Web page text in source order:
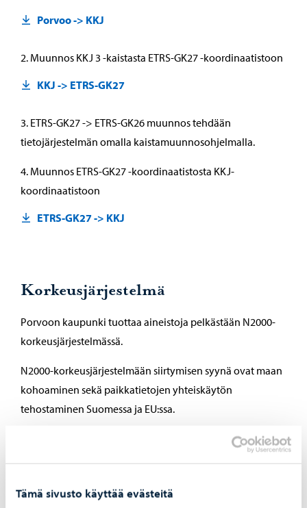
Tämä sivusto käyttää evästeitä
Porvoo -> KKJ
2. Muunnos KKJ 3 -kaistasta ETRS-GK27 -koordinaatistoon
KKJ -> ETRS-GK27
3. ETRS-GK27 -> ETRS-GK26 muunnos tehdään
tietojärjestelmän omalla kaistamuunnosohjelmalla.
4. Muunnos ETRS-GK27 -koordinaatistosta KKJ-
koordinaatistoon
ETRS-GK27 -> KKJ
Korkeusjärjestelmä
Porvoon kaupunki tuottaa aineistoja pelkästään N2000-
korkeusjärjestelmässä.
N2000-korkeusjärjestelmään siirtymisen syynä ovat maan
kohoaminen sekä paikkatietojen yhteiskäytön
tehostaminen Suomessa ja EU:ssa.
N60-järjestelmän mukaiseen korkeusarvoon on lisättävä
N43-järjestelmän mukaiseen korkeuteen on lisättävä 0,296